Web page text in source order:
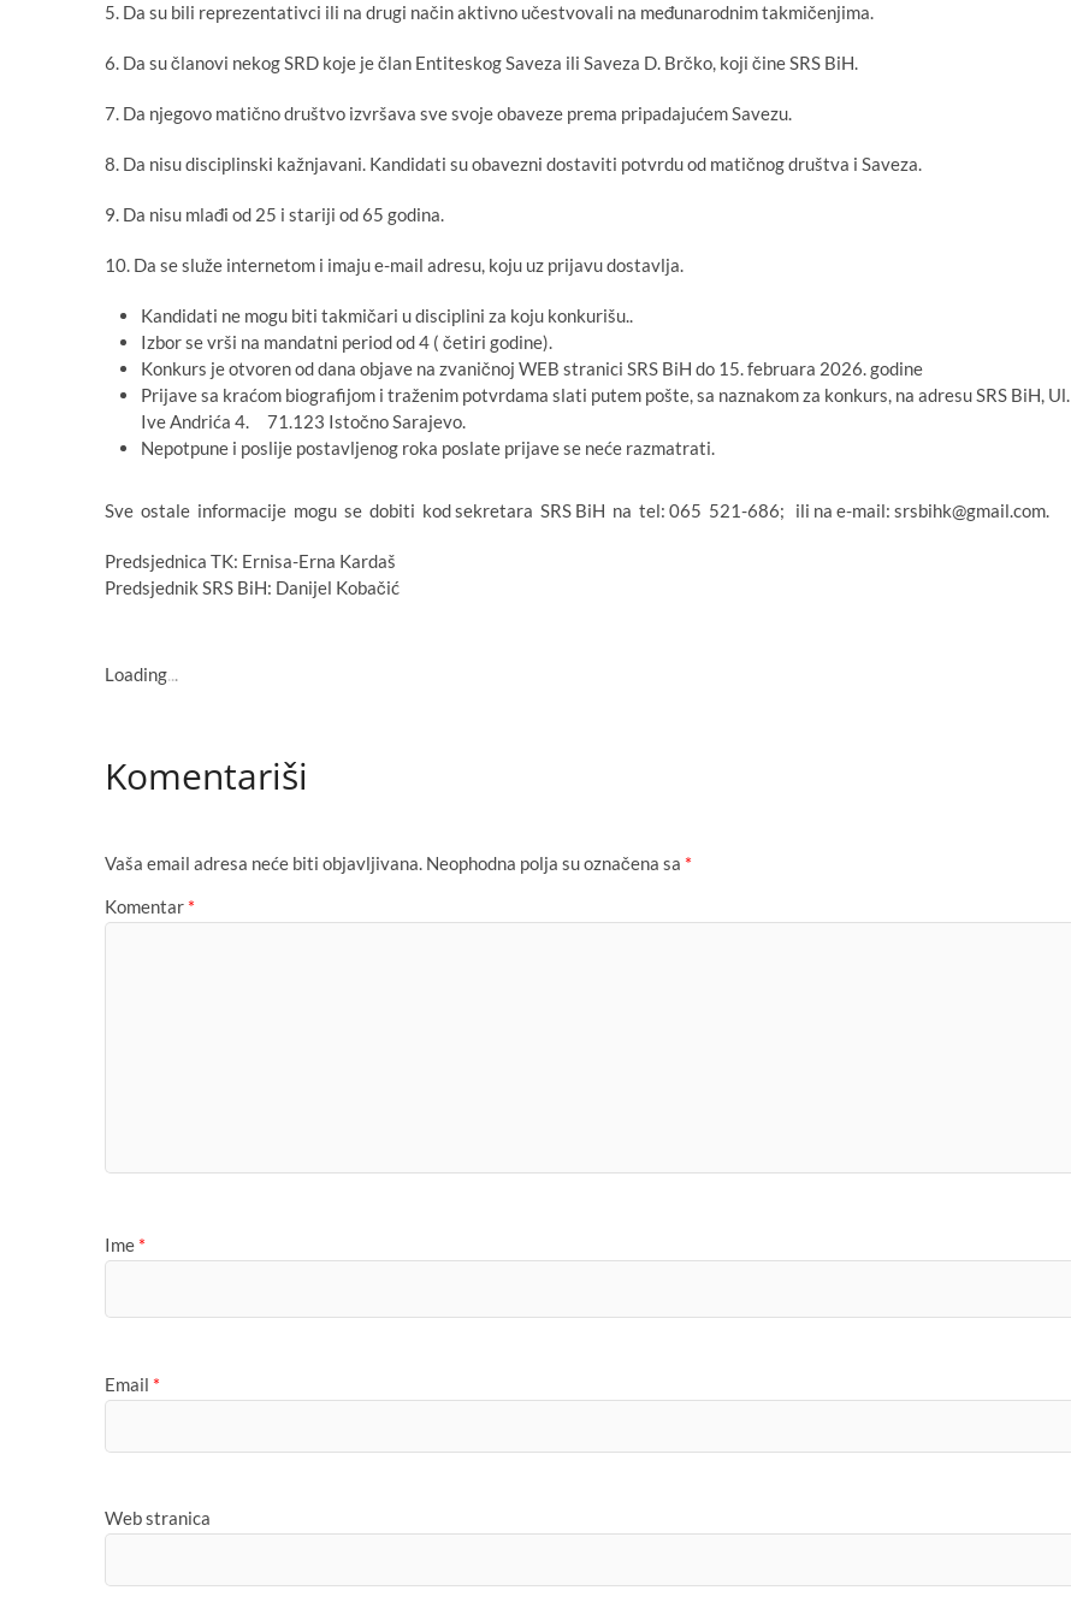
5. Da su bili reprezentativci ili na drugi način aktivno učestvovali na međunarodnim takmičenjima.
6. Da su članovi nekog SRD koje je član Entiteskog Saveza ili Saveza D. Brčko, koji čine SRS BiH.
7. Da njegovo matično društvo izvršava sve svoje obaveze prema pripadajućem Savezu.
8. Da nisu disciplinski kažnjavani. Kandidati su obavezni dostaviti potvrdu od matičnog društva i Saveza.
9. Da nisu mlađi od 25 i stariji od 65 godina.
10. Da se služe internetom i imaju e-mail adresu, koju uz prijavu dostavlja.
Kandidati ne mogu biti takmičari u disciplini za koju konkurišu..
Izbor se vrši na mandatni period od 4 ( četiri godine).
Konkurs je otvoren od dana objave na zvaničnoj WEB stranici SRS BiH do 15. februara 2026. godine
Prijave sa kraćom biografijom i traženim potvrdama slati putem pošte, sa naznakom za konkurs, na adresu SRS BiH, Ul.
Ive Andrića 4. 71.123 Istočno Sarajevo.
Nepotpune i poslije postavljenog roka poslate prijave se neće razmatrati.
Sve ostale informacije mogu se dobiti kod sekretara SRS BiH na tel: 065 521-686; ili na e-mail: srsbihk@gmail.com.
Predsjednica TK: Ernisa-Erna Kardaš
Predsjednik SRS BiH: Danijel Kobačić
Loading...
Komentariši
Vaša email adresa neće biti objavljivana. Neophodna polja su označena sa *
Komentar *
Ime *
Email *
Web stranica